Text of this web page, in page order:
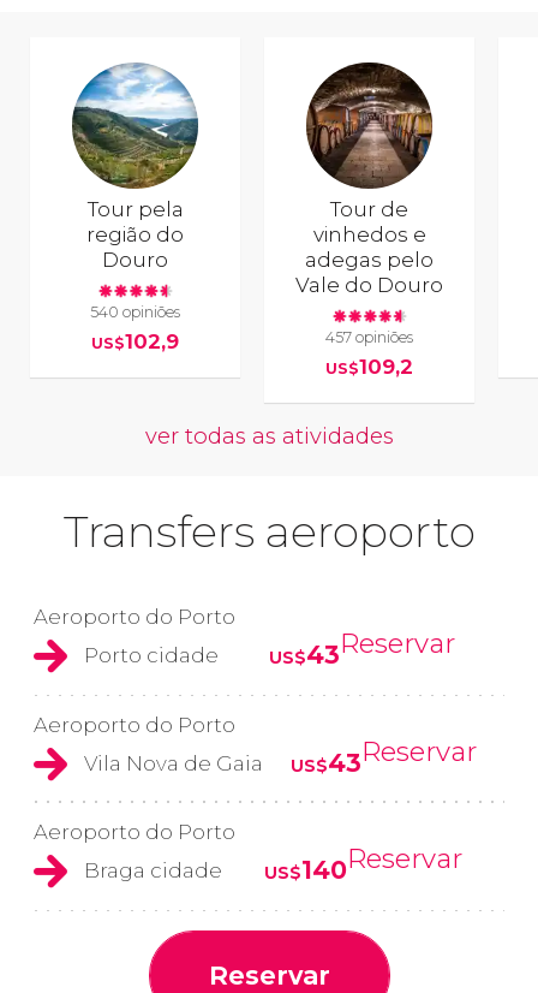
Tour pela
região do
Douro
540 opiniões
US$102,9
Tour de
vinhedos e
adegas pelo
Vale do Douro
457 opiniões
US$109,2
ver todas as atividades
Transfers aeroporto
Aeroporto do Porto
Porto cidade
US$43Reservar
Aeroporto do Porto
Vila Nova de Gaia
US$43Reservar
Aeroporto do Porto
Braga cidade
US$140Reservar
Reservar